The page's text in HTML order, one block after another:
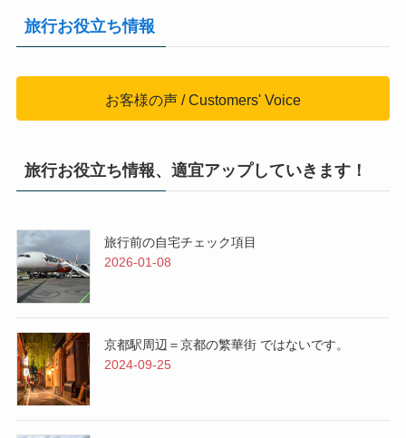
旅行お役立ち情報
お客様の声 / Customers' Voice
旅行お役立ち情報、適宜アップしていきます！
旅行前の自宅チェック項目
2026-01-08
京都駅周辺＝京都の繁華街 ではないです。
2024-09-25